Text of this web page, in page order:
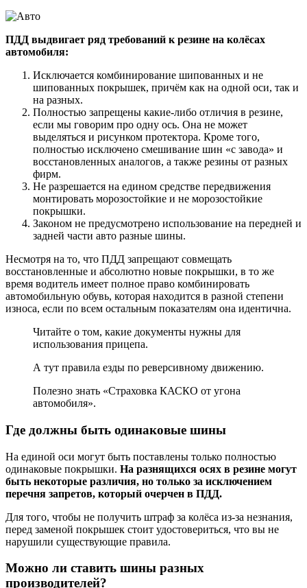
ПДД выдвигает ряд требований к резине на колёсах
автомобиля:
Исключается комбинирование шипованных и не
шипованных покрышек, причём как на одной оси, так и
на разных.
Полностью запрещены какие-либо отличия в резине,
если мы говорим про одну ось. Она не может
выделяться и рисунком протектора. Кроме того,
полностью исключено смешивание шин «с завода» и
восстановленных аналогов, а также резины от разных
фирм.
Не разрешается на едином средстве передвижения
монтировать морозостойкие и не морозостойкие
покрышки.
Законом не предусмотрено использование на передней и
задней части авто разные шины.
Несмотря на то, что ПДД запрещают совмещать
восстановленные и абсолютно новые покрышки, в то же
время водитель имеет полное право комбинировать
автомобильную обувь, которая находится в разной степени
износа, если по всем остальным показателям она идентична.
Читайте о том, какие документы нужны для
использования прицепа.
А тут правила езды по реверсивному движению.
Полезно знать «Страховка КАСКО от угона
автомобиля».
Где должны быть одинаковые шины
На единой оси могут быть поставлены только полностью
одинаковые покрышки. На разнящихся осях в резине могут
быть некоторые различия, но только за исключением
перечня запретов, который очерчен в ПДД.
Для того, чтобы не получить штраф за колёса из-за незнания,
перед заменой покрышек стоит удостовериться, что вы не
нарушили существующие правила.
Можно ли ставить шины разных
производителей?